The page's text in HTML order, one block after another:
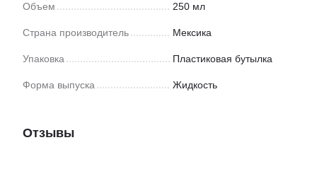
Объем 250 мл
Страна производитель Мексика
Упаковка Пластиковая бутылка
Форма выпуска Жидкость
Отзывы